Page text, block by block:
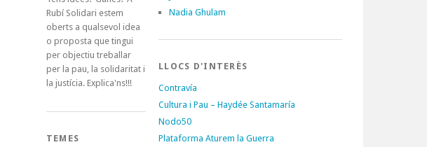
Rubí Solidari estem
oberts a qualsevol idea
o proposta que tingui
per objectiu treballar
per la pau, la solidaritat i
la justícia. Explica'ns!!!
TEMES
Nadia Ghulam
LLOCS D'INTERÈS
Contravía
Cultura i Pau – Haydée Santamaría
Nodo50
Plataforma Aturem la Guerra